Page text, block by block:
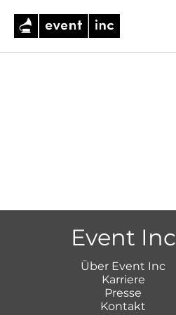
Event Inc
Über Event Inc
Karriere
Presse
Kontakt